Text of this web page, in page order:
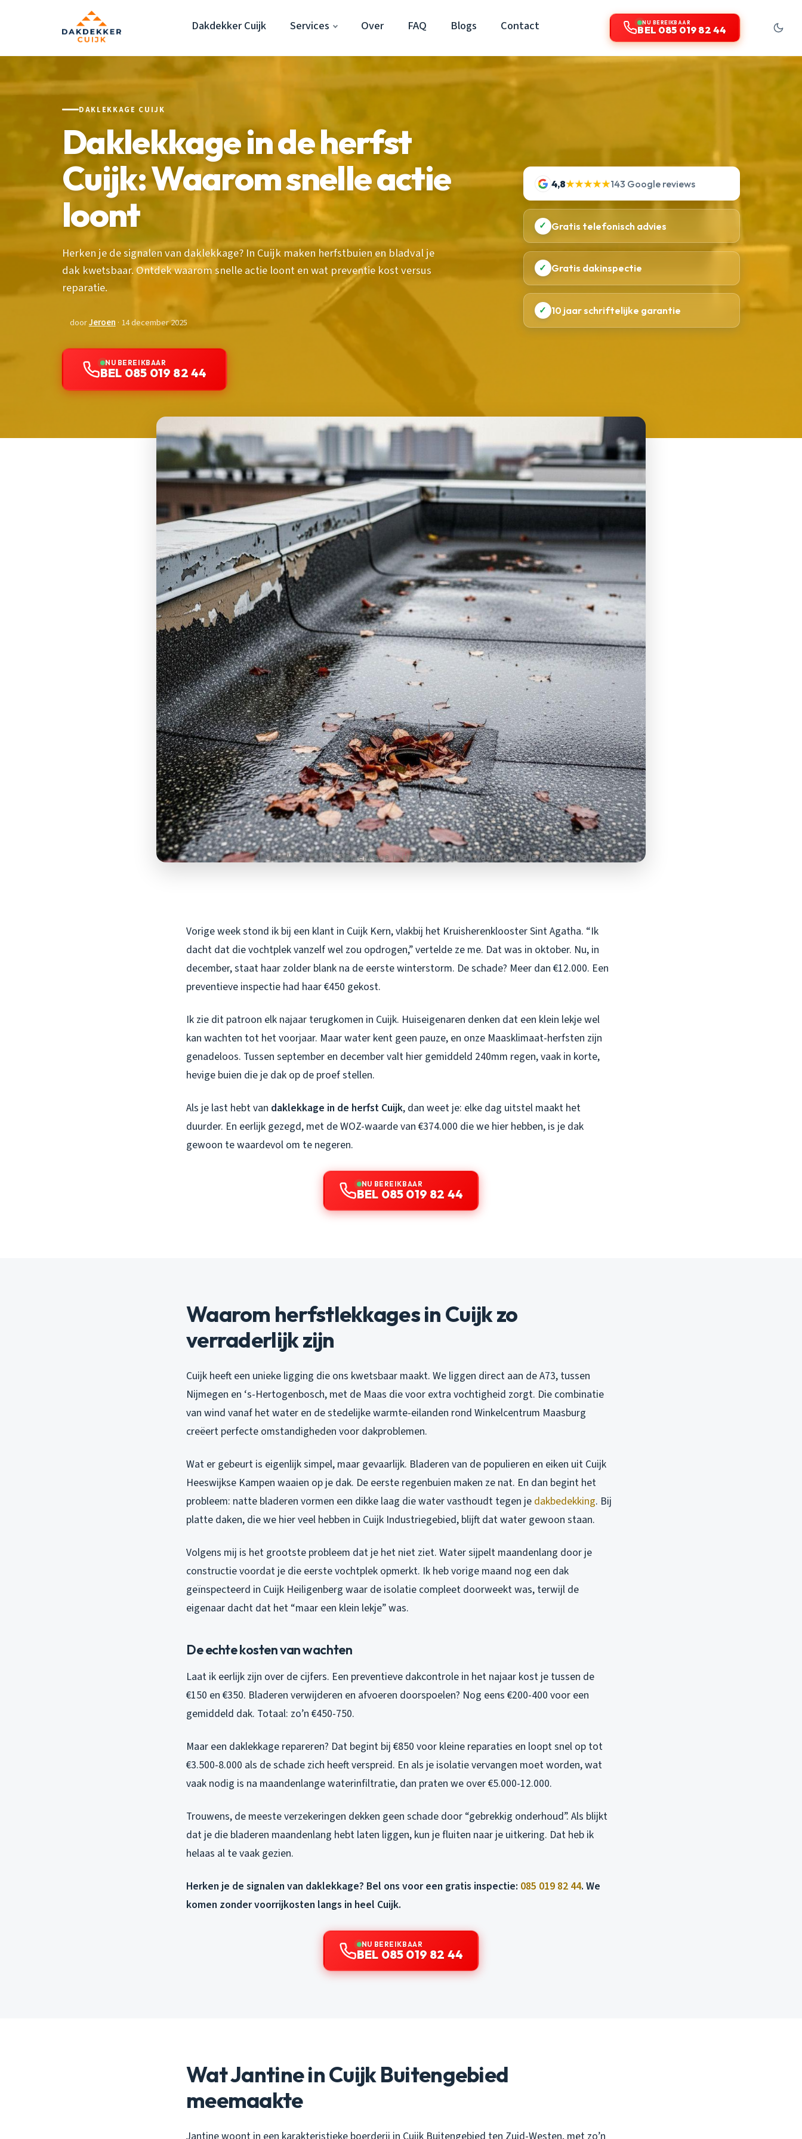
Dakdekker Cuijk Services Over FAQ Blogs Contact NU BEREIKBAAR
BEL 085 019 82 44
DAKLEKKAGE CUIJK
Daklekkage in de herfst
Cuijk: Waarom snelle actie
loont
Herken je de signalen van daklekkage? In Cuijk maken herfstbuien en bladval je
dak kwetsbaar. Ontdek waarom snelle actie loont en wat preventie kost versus
reparatie.
doorJeroen · 14 december 2025
NU BEREIKBAAR
BEL 085 019 82 44
4,8★★★★★143 Google reviews
✓ Gratis telefonisch advies
✓ Gratis dakinspectie
✓ 10 jaar schriftelijke garantie
Vorige week stond ik bij een klant in Cuijk Kern, vlakbij het Kruisherenklooster Sint Agatha. “Ik
dacht dat die vochtplek vanzelf wel zou opdrogen,” vertelde ze me. Dat was in oktober. Nu, in
december, staat haar zolder blank na de eerste winterstorm. De schade? Meer dan €12.000. Een
preventieve inspectie had haar €450 gekost.
Ik zie dit patroon elk najaar terugkomen in Cuijk. Huiseigenaren denken dat een klein lekje wel
kan wachten tot het voorjaar. Maar water kent geen pauze, en onze Maasklimaat-herfsten zijn
genadeloos. Tussen september en december valt hier gemiddeld 240mm regen, vaak in korte,
hevige buien die je dak op de proef stellen.
Als je last hebt van daklekkage in de herfst Cuijk, dan weet je: elke dag uitstel maakt het
duurder. En eerlijk gezegd, met de WOZ-waarde van €374.000 die we hier hebben, is je dak
gewoon te waardevol om te negeren.
NU BEREIKBAAR
BEL 085 019 82 44
Waarom herfstlekkages in Cuijk zo
verraderlijk zijn
Cuijk heeft een unieke ligging die ons kwetsbaar maakt. We liggen direct aan de A73, tussen
Nijmegen en ‘s-Hertogenbosch, met de Maas die voor extra vochtigheid zorgt. Die combinatie
van wind vanaf het water en de stedelijke warmte-eilanden rond Winkelcentrum Maasburg
creëert perfecte omstandigheden voor dakproblemen.
Wat er gebeurt is eigenlijk simpel, maar gevaarlijk. Bladeren van de populieren en eiken uit Cuijk
Heeswijkse Kampen waaien op je dak. De eerste regenbuien maken ze nat. En dan begint het
probleem: natte bladeren vormen een dikke laag die water vasthoudt tegen je dakbedekking. Bij
platte daken, die we hier veel hebben in Cuijk Industriegebied, blijft dat water gewoon staan.
Volgens mij is het grootste probleem dat je het niet ziet. Water sijpelt maandenlang door je
constructie voordat je die eerste vochtplek opmerkt. Ik heb vorige maand nog een dak
geïnspecteerd in Cuijk Heiligenberg waar de isolatie compleet doorweekt was, terwijl de
eigenaar dacht dat het “maar een klein lekje” was.
De echte kosten van wachten
Laat ik eerlijk zijn over de cijfers. Een preventieve dakcontrole in het najaar kost je tussen de
€150 en €350. Bladeren verwijderen en afvoeren doorspoelen? Nog eens €200-400 voor een
gemiddeld dak. Totaal: zo’n €450-750.
Maar een daklekkage repareren? Dat begint bij €850 voor kleine reparaties en loopt snel op tot
€3.500-8.000 als de schade zich heeft verspreid. En als je isolatie vervangen moet worden, wat
vaak nodig is na maandenlange waterinfiltratie, dan praten we over €5.000-12.000.
Trouwens, de meeste verzekeringen dekken geen schade door “gebrekkig onderhoud”. Als blijkt
dat je die bladeren maandenlang hebt laten liggen, kun je fluiten naar je uitkering. Dat heb ik
helaas al te vaak gezien.
Herken je de signalen van daklekkage? Bel ons voor een gratis inspectie: 085 019 82 44. We
komen zonder voorrijkosten langs in heel Cuijk.
NU BEREIKBAAR
BEL 085 019 82 44
Wat Jantine in Cuijk Buitengebied
meemaakte